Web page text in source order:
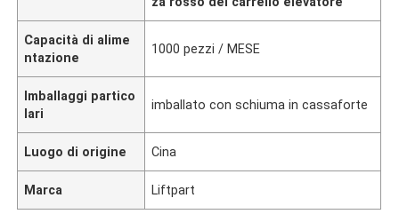
Capacità di alime
ntazione
1000 pezzi / MESE
Imballaggi partico
lari
imballato con schiuma in cassaforte
Luogo di origine Cina
Marca Liftpart